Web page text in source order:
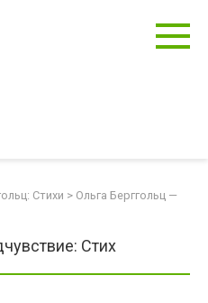
Стихи > Ольга Берггольц —
Стих